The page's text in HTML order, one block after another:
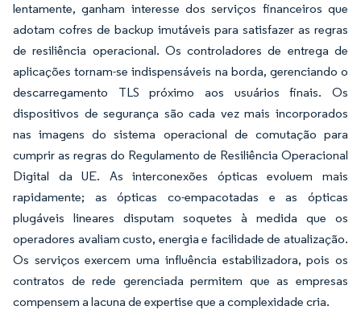
lentamente, ganham interesse dos serviços financeiros que
adotam cofres de backup imutáveis para satisfazer as regras
de resiliência operacional. Os controladores de entrega de
aplicações tornam-se indispensáveis na borda, gerenciando o
descarregamento TLS próximo aos usuários finais. Os
dispositivos de segurança são cada vez mais incorporados
nas imagens do sistema operacional de comutação para
cumprir as regras do Regulamento de Resiliência Operacional
Digital da UE. As interconexões ópticas evoluem mais
rapidamente; as ópticas co-empacotadas e as ópticas
plugáveis lineares disputam soquetes à medida que os
operadores avaliam custo, energia e facilidade de atualização.
Os serviços exercem uma influência estabilizadora, pois os
contratos de rede gerenciada permitem que as empresas
compensem a lacuna de expertise que a complexidade cria.